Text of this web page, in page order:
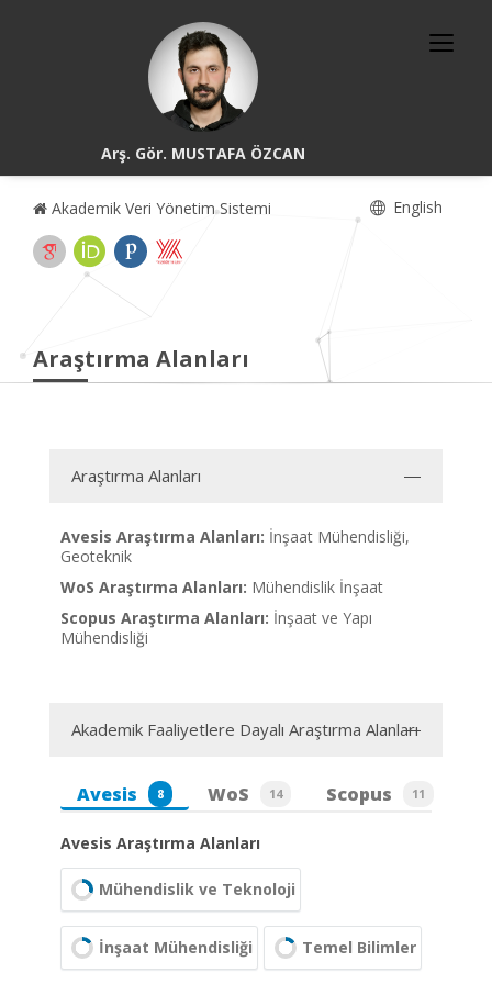
Arş. Gör. MUSTAFA ÖZCAN
Akademik Veri Yönetim Sistemi English
Araştırma Alanları
Araştırma Alanları
Avesis Araştırma Alanları: İnşaat Mühendisliği,
Geoteknik
WoS Araştırma Alanları: Mühendislik İnşaat
Scopus Araştırma Alanları: İnşaat ve Yapı
Mühendisliği
Akademik Faaliyetlere Dayalı Araştırma Alanları
Avesis 8 WoS 14 Scopus 11
Avesis Araştırma Alanları
Mühendislik ve Teknoloji
İnşaat Mühendisliği Temel Bilimler